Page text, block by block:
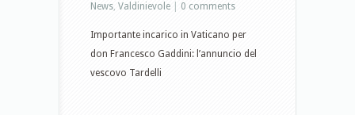
News, Valdinievole 0 comments
Importante incarico in Vaticano per
don Francesco Gaddini: l’annuncio del
vescovo Tardelli